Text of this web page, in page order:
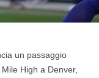
un passaggio
High a Denver,